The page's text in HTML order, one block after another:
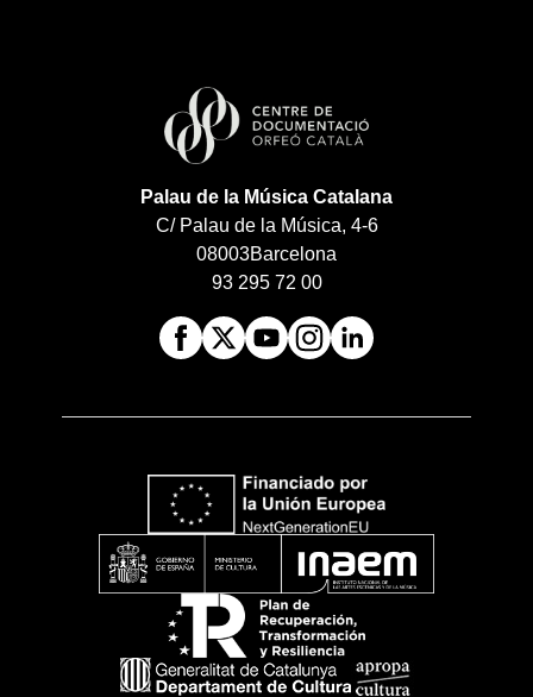
Palau de la Música Catalana
C/ Palau de la Música, 4-6
08003Barcelona
93 295 72 00